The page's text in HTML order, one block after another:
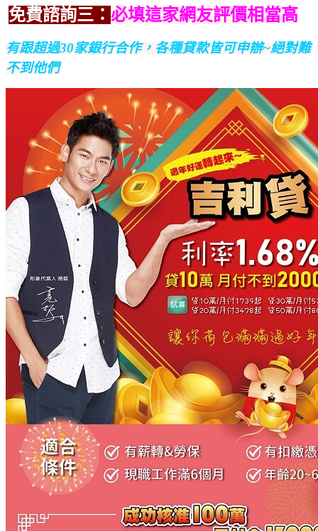
免費諮詢三： 必填這家網友評價相當高
有跟超過30家銀行合作， 各種貸款皆可申辦~絕對難
不到他們